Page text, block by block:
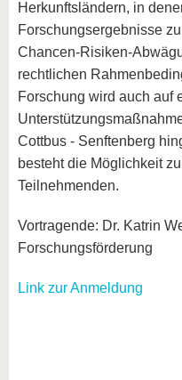
Herkunftsländern, in
Forschungsergebnisse
Chancen-Risiken-
rechtlichen
Forschung wird auch auf
Cottbus - Senftenberg
besteht die Möglichkeit
Teilnehmenden.
Vortragende: Dr. Katrin
Forschungsförderung
Link zur Anmeldung